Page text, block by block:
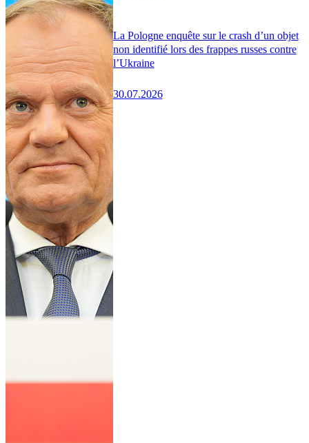
La Pologne enquête sur le crash d’un objet
non identifié lors des frappes russes contre
l’Ukraine
30.07.2026